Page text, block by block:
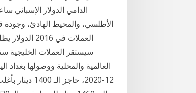
الدامي الدولار الإسباني
الأطلسي، والمحيط الهادئ، وجودة
العملات في
سيستقر العملات الخليجية
12-2020،